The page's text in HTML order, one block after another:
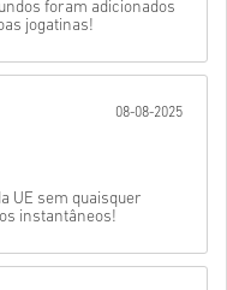
foram adicionados
jogatinas!
08-08-2025
UE sem quaisquer
instantâneos!